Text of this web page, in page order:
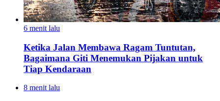
6 menit lalu
Ketika Jalan Membawa Ragam Tuntutan,
Bagaimana Giti Menemukan Pijakan untuk
Tiap Kendaraan
8 menit lalu